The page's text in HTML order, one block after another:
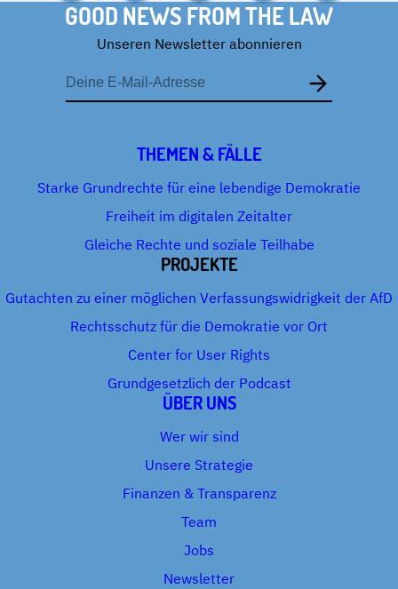
GOOD NEWS FROM THE LAW
Unseren Newsletter abonnieren
E-
Mail-
Adresse
THEMEN & FÄLLE
Starke Grundrechte für eine lebendige Demokratie
Freiheit im digitalen Zeitalter
Gleiche Rechte und soziale Teilhabe
PROJEKTE
Gutachten zu einer möglichen Verfassungswidrigkeit der AfD
Rechtsschutz für die Demokratie vor Ort
Center for User Rights
Grundgesetzlich der Podcast
ÜBER UNS
Wer wir sind
Unsere Strategie
Finanzen & Transparenz
Team
Jobs
Newsletter